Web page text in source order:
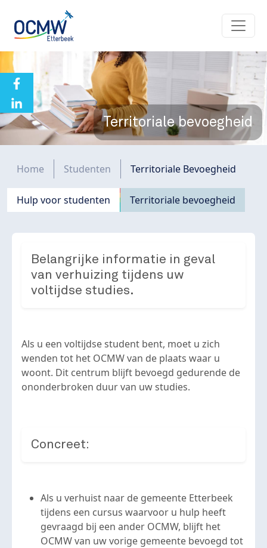
Territoriale bevoegheid
Kruimelpad
Home Studenten Territoriale Bevoegheid
Navigation principale
Hulp voor studenten Territoriale bevoegheid
Belangrijke informatie in geval
van verhuizing tijdens uw
voltijdse studies.
Als u een voltijdse student bent, moet u zich
wenden tot het OCMW van de plaats waar u
woont. Dit centrum blijft bevoegd gedurende de
ononderbroken duur van uw studies.
Concreet:
Als u verhuist naar de gemeente Etterbeek
tijdens een cursus waarvoor u hulp heeft
gevraagd bij een ander OCMW, blijft het
OCMW van uw vorige gemeente bevoegd tot